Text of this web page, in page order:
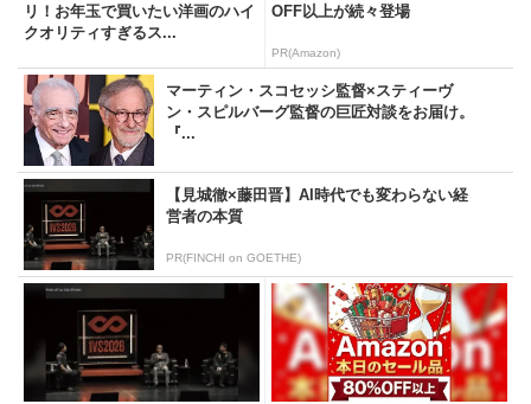
リ！お年玉で買いたい洋画のハイ
クオリティすぎるス...
OFF以上が続々登場
PR(Amazon)
マーティン・スコセッシ監督×スティーヴ
ン・スピルバーグ監督の巨匠対談をお届け。
『...
【見城徹×藤田晋】AI時代でも変わらない経
営者の本質
PR(FINCHI on GOETHE)